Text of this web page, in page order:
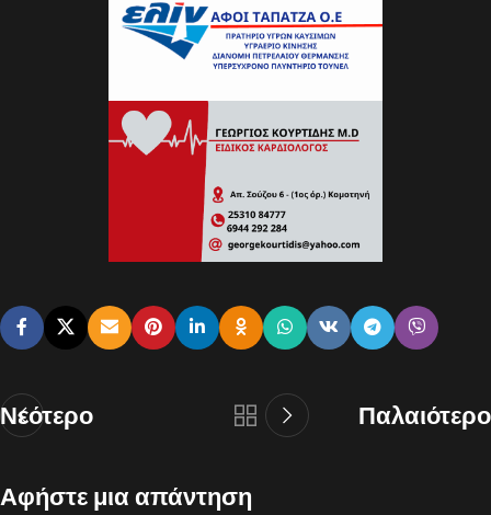
Νεότερο Παλαιότερο
Αφήστε μια απάντηση